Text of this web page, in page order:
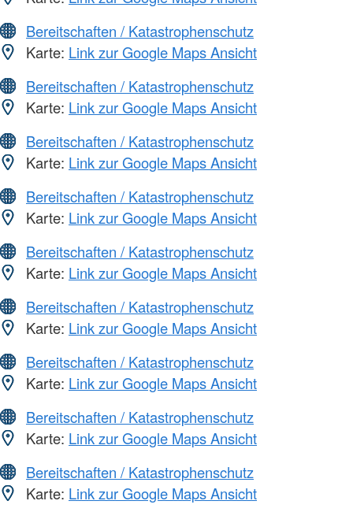
Bereitschaften / Katastrophenschutz
Karte: Link zur Google Maps Ansicht
Bereitschaften / Katastrophenschutz
Karte: Link zur Google Maps Ansicht
Bereitschaften / Katastrophenschutz
Karte: Link zur Google Maps Ansicht
Bereitschaften / Katastrophenschutz
Karte: Link zur Google Maps Ansicht
Bereitschaften / Katastrophenschutz
Karte: Link zur Google Maps Ansicht
Bereitschaften / Katastrophenschutz
Karte: Link zur Google Maps Ansicht
Bereitschaften / Katastrophenschutz
Karte: Link zur Google Maps Ansicht
Bereitschaften / Katastrophenschutz
Karte: Link zur Google Maps Ansicht
Bereitschaften / Katastrophenschutz
Karte: Link zur Google Maps Ansicht